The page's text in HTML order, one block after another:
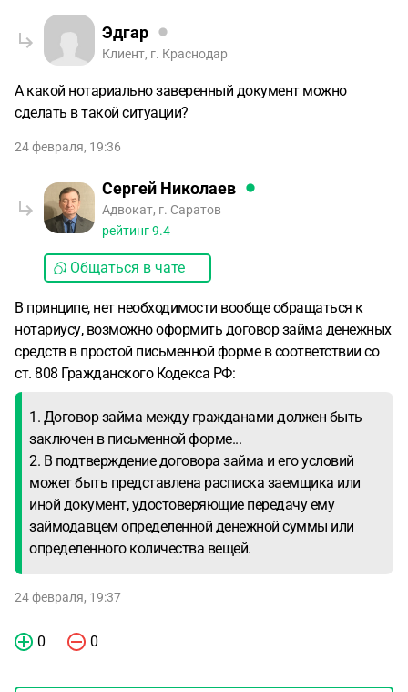
Эдгар
Клиент, г. Краснодар
А какой нотариально заверенный документ можно
сделать в такой ситуации?
24 февраля, 19:36
Сергей Николаев
Адвокат, г. Саратов
рейтинг9.4
Общаться в чате
В принципе, нет необходимости вообще обращаться к
нотариусу, возможно оформить договор займа денежных
средств в простой письменной форме в соответствии со
ст. 808 Гражданского Кодекса РФ:
1. Договор займа между гражданами должен быть
заключен в письменной форме...
2. В подтверждение договора займа и его условий
может быть представлена расписка заемщика или
иной документ, удостоверяющие передачу ему
займодавцем определенной денежной суммы или
определенного количества вещей.
24 февраля, 19:37
0 0